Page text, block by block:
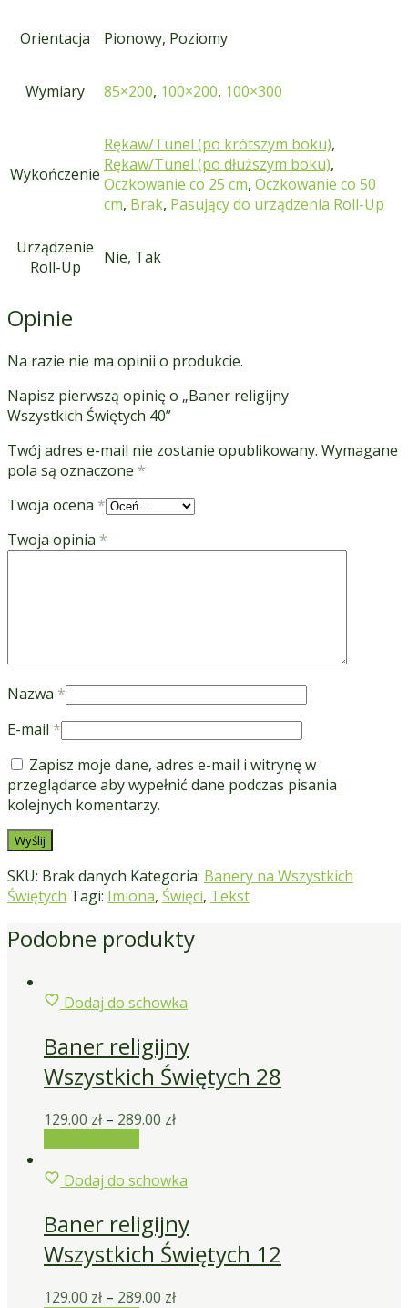
Orientacja Pionowy, Poziomy
Wymiary 85×200, 100×200, 100×300
Wykończenie
Rękaw/Tunel (po krótszym boku),
Rękaw/Tunel (po dłuższym boku),
Oczkowanie co 25 cm, Oczkowanie co 50
cm, Brak, Pasujący do urządzenia Roll-Up
Urządzenie
Roll-Up
Nie, Tak
Opinie
Na razie nie ma opinii o produkcie.
Napisz pierwszą opinię o „Baner religijny
Wszystkich Świętych 40”
Twój adres e-mail nie zostanie opublikowany. Wymagane
pola są oznaczone *
Twoja ocena *
Twoja opinia *
Nazwa *
E-mail *
Zapisz moje dane, adres e-mail i witrynę w
przeglądarce aby wypełnić dane podczas pisania
kolejnych komentarzy.
SKU: Brak danych Kategoria: Banery na Wszystkich
Świętych Tagi: Imiona, Święci, Tekst
Podobne produkty
Dodaj do schowka
Baner religijny
Wszystkich Świętych 28
129.00 zł – 289.00 zł
Dodaj do schowka
Baner religijny
Wszystkich Świętych 12
129.00 zł – 289.00 zł